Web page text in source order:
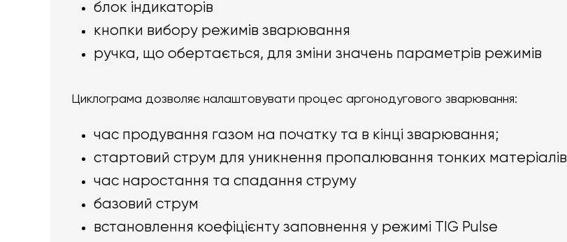
блок індикаторів
кнопки вибору режимів зварювання
ручка, що обертається, для зміни значень параметрів режимів
Циклограма дозволяє налаштовувати процес аргонодугового зварювання:
час продування газом на початку та в кінці зварювання;
стартовий струм для уникнення пропалювання тонких матеріалів
час наростання та спадання струму
базовий струм
встановлення коефіцієнту заповнення у режимі TIG Pulse